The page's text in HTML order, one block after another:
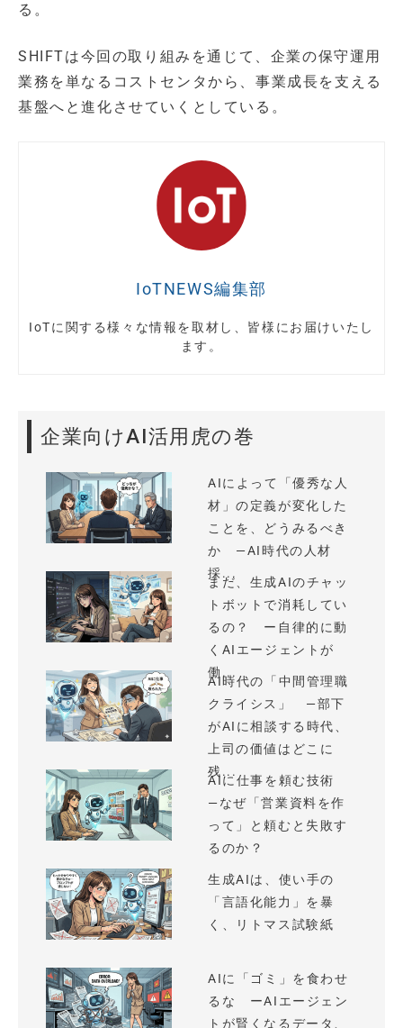
る。
SHIFTは今回の取り組みを通じて、企業の保守運用
業務を単なるコストセンタから、事業成長を支える
基盤へと進化させていくとしている。
IoTNEWS編集部
IoTに関する様々な情報を取材し、皆様にお届けいたし
ます。
企業向けAI活用虎の巻
AIによって「優秀な人
材」の定義が変化した
ことを、どうみるべき
か —AI時代の人材
採...
まだ、生成AIのチャッ
トボットで消耗してい
るの？ ー自律的に動
くAIエージェントが
働...
AI時代の「中間管理職
クライシス」 —部下
がAIに相談する時代、
上司の価値はどこに
残...
AIに仕事を頼む技術
—なぜ「営業資料を作
って」と頼むと失敗す
るのか？
生成AIは、使い手の
「言語化能力」を暴
く、リトマス試験紙
AIに「ゴミ」を食わせ
るな ーAIエージェン
トが賢くなるデータ、